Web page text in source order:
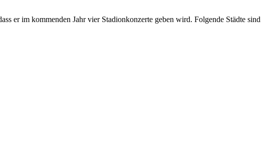
er im kommenden Jahr vier Stadionkonzerte geben wird. Folgende Städte sind